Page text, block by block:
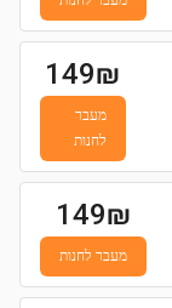
149₪
מעבר
לחנות
149₪
מעבר לחנות